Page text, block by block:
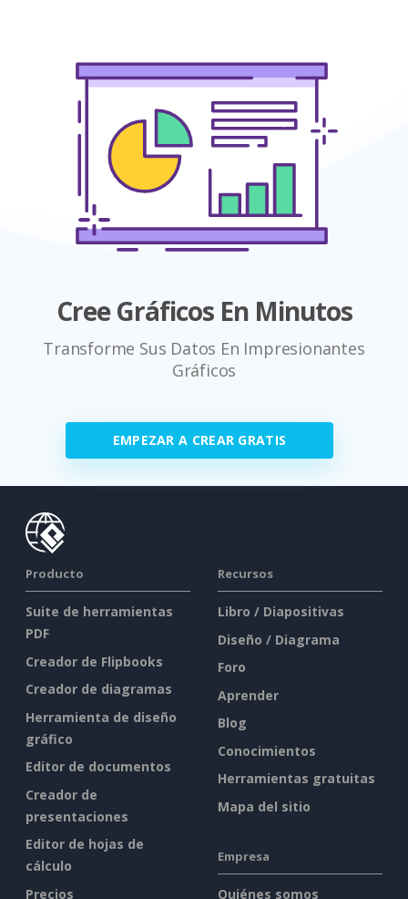
Cree Gráficos En Minutos
Transforme Sus Datos En Impresionantes
Gráficos
EMPEZAR A CREAR GRATIS
Producto
Suite de herramientas
PDF
Creador de Flipbooks
Creador de diagramas
Herramienta de diseño
gráfico
Editor de documentos
Creador de
presentaciones
Editor de hojas de
cálculo
Precios
Recursos
Libro / Diapositivas
Diseño / Diagrama
Foro
Aprender
Blog
Conocimientos
Herramientas gratuitas
Mapa del sitio
Empresa
Quiénes somos